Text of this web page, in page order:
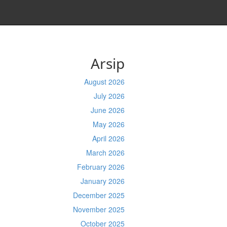
Arsip
August 2026
July 2026
June 2026
May 2026
April 2026
March 2026
February 2026
January 2026
December 2025
November 2025
October 2025